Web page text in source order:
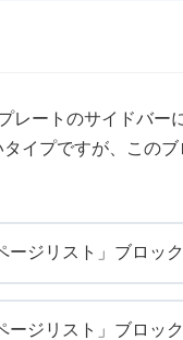
レートのサイドバ
イプですが、この
ジリスト」ブロッ